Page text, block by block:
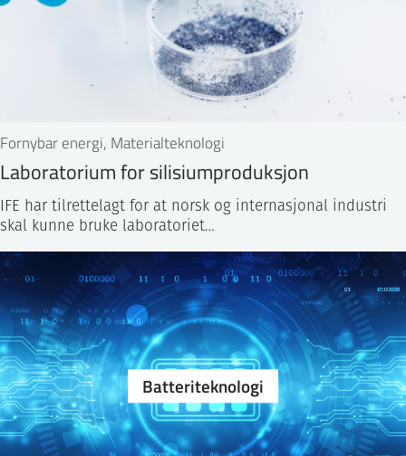
Fornybar energi, Materialteknologi
Laboratorium for silisiumproduksjon
IFE har tilrettelagt for at norsk og internasjonal industri
skal kunne bruke laboratoriet…
Batteri­teknologi